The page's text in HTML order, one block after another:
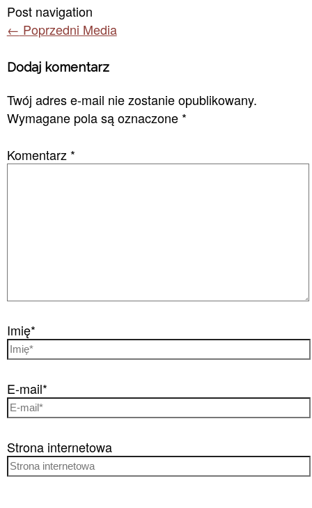
Post navigation
← Poprzedni Media
Dodaj komentarz
Twój adres e-mail nie zostanie opublikowany.
Wymagane pola są oznaczone *
Komentarz *
Imię*
E-mail*
Strona internetowa